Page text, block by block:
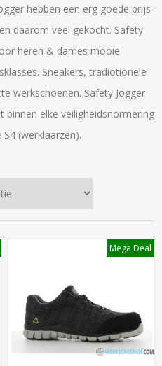
hebben een erg goede prijs-
daarom veel gekocht. Safety
heren & dames mooie
Sneakers, tradiotionele
werkschoenen. Safety Jogger
elke veiligheidsnormering
S4 (werklaarzen).
Mega Deal